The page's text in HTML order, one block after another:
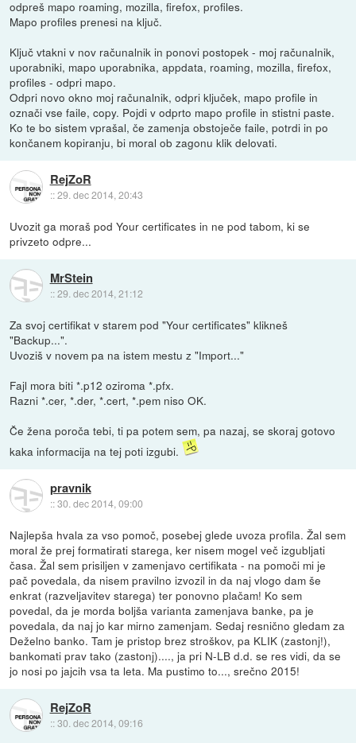
odpreš mapo roaming, mozilla, firefox, profiles.
Mapo profiles prenesi na ključ.
Ključ vtakni v nov računalnik in ponovi postopek - moj računalnik,
uporabniki, mapo uporabnika, appdata, roaming, mozilla, firefox,
profiles - odpri mapo.
Odpri novo okno moj računalnik, odpri ključek, mapo profile in
označi vse faile, copy. Pojdi v odprto mapo profile in stistni paste.
Ko te bo sistem vprašal, če zamenja obstoječe faile, potrdi in po
končanem kopiranju, bi moral ob zagonu klik delovati.
RejZoR
::29. dec 2014, 20:43
Uvozit ga moraš pod Your certificates in ne pod tabom, ki se
privzeto odpre...
MrStein
::29. dec 2014, 21:12
Za svoj certifikat v starem pod "Your certificates" klikneš
"Backup...".
Uvoziš v novem pa na istem mestu z "Import..."
Fajl mora biti *.p12 oziroma *.pfx.
Razni *.cer, *.der, *.cert, *.pem niso OK.
Če žena poroča tebi, ti pa potem sem, pa nazaj, se skoraj gotovo
kaka informacija na tej poti izgubi.
pravnik
::30. dec 2014, 09:00
Najlepša hvala za vso pomoč, posebej glede uvoza profila. Žal sem
moral že prej formatirati starega, ker nisem mogel več izgubljati
časa. Žal sem prisiljen v zamenjavo certifikata - na pomoči mi je
pač povedala, da nisem pravilno izvozil in da naj vlogo dam še
enkrat (razveljavitev starega) ter ponovno plačam! Ko sem
povedal, da je morda boljša varianta zamenjava banke, pa je
povedala, da naj jo kar mirno zamenjam. Sedaj resnično gledam za
Deželno banko. Tam je pristop brez stroškov, pa KLIK (zastonj!),
bankomati prav tako (zastonj)...., ja pri N-LB d.d. se res vidi, da se
jo nosi po jajcih vsa ta leta. Ma pustimo to..., srečno 2015!
RejZoR
::30. dec 2014, 09:16